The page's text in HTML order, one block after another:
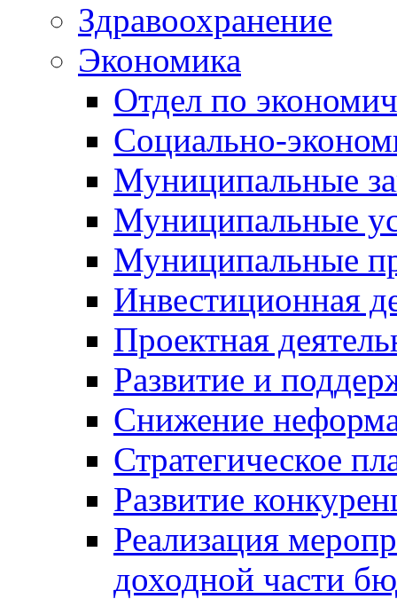
Здравоохранение
Экономика
Отдел по
Социально-
Муниципальные
Муниципальные
Муниципальные
Инвестиционная
Проектная
Развитие и
Снижение
Стратегическое
Развитие
Реализация
доходной части